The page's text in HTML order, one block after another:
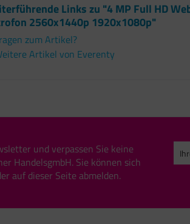
Links zu "4 MP Full HD
2560x1440p 1920x1080p"
zum Artikel?
Artikel von Everenty
und verpassen Sie keine
HandelsgmbH. Sie können sich
auf dieser Seite abmelden.